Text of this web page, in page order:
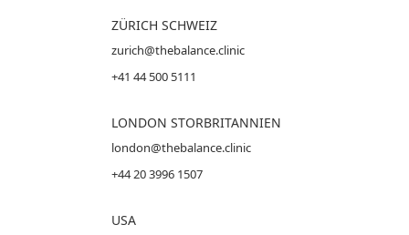
ZÜRICH SCHWEIZ
zurich@thebalance.clinic
+41 44 500 5111
LONDON STORBRITANNIEN
london@thebalance.clinic
+44 20 3996 1507
USA